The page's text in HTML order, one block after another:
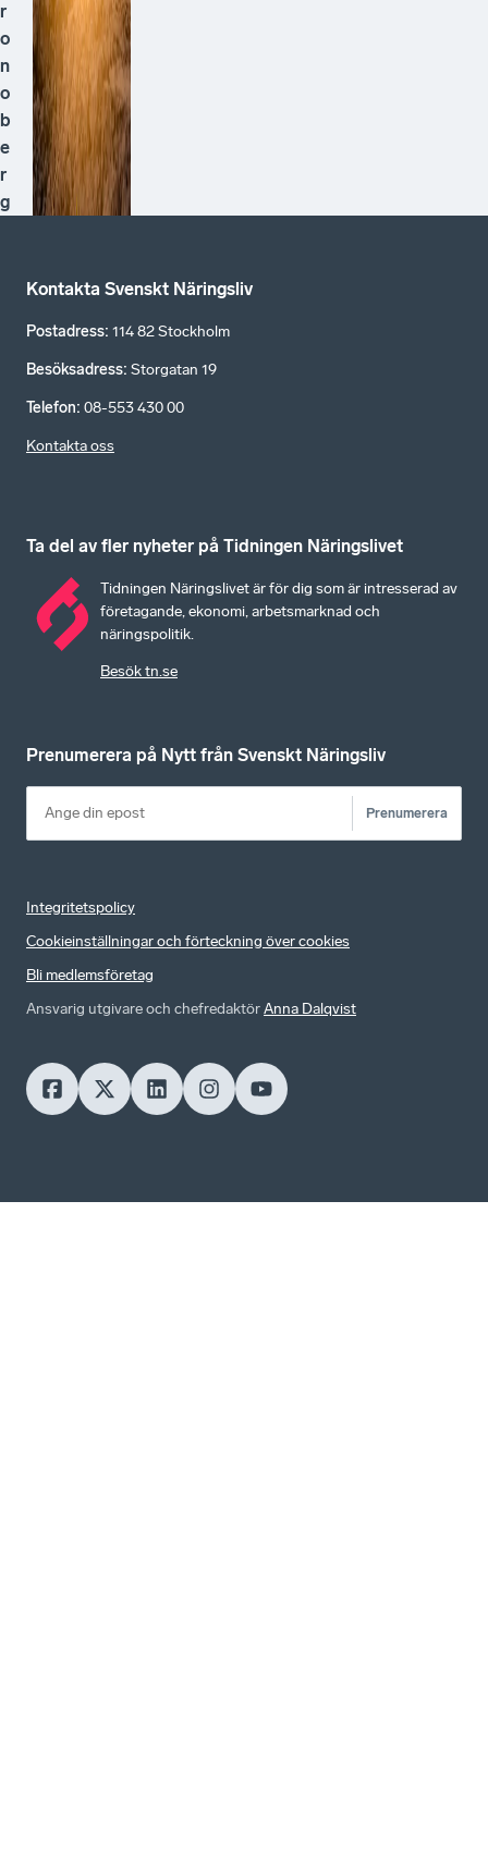
r
o
n
o
b
e
r
g
Kontakta Svenskt Näringsliv
Postadress: 114 82 Stockholm
Besöksadress: Storgatan 19
Telefon: 08-553 430 00
Kontakta oss
Ta del av fler nyheter på Tidningen Näringslivet
Tidningen Näringslivet är för dig som är intresserad av
företagande, ekonomi, arbetsmarknad och
näringspolitik.
Besök tn.se
Prenumerera på Nytt från Svenskt Näringsliv
Prenumerera
Integritetspolicy
Cookieinställningar och förteckning över cookies
Bli medlemsföretag
Ansvarig utgivare och chefredaktörAnna Dalqvist